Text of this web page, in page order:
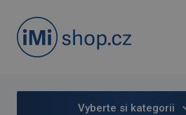
Vyberte si kategorii